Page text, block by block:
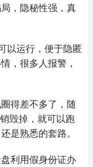
，隐秘性强，真
以运行，便于隐匿
，很多人报警，
得差不多了，随
毁掉，就可以跑
是熟悉的套路。
利用假身份证办